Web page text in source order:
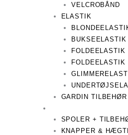
VELCROBÅND
ELASTIK
BUKSEELASTIK
FOLDEELASTIK
FOLDEELASTIK
GARDIN TILBEHØR
SPOLER +
KNAPPER &